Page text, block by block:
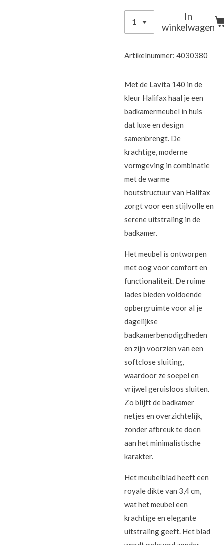
In
winkelwagen
Artikelnummer: 4030380
Met de Lavita 140 in de
kleur Halifax haal je een
badkamermeubel in huis
dat luxe en design
samenbrengt. De
krachtige, moderne
vormgeving in combinatie
met de warme
houtstructuur van Halifax
zorgt voor een stijlvolle en
serene uitstraling in de
badkamer.
Het meubel is ontworpen
met oog voor comfort en
functionaliteit. De ruime
lades bieden voldoende
opbergruimte voor al je
dagelijkse
badkamerbenodigdheden
en zijn voorzien van een
softclose sluiting,
waardoor ze soepel en
vrijwel geruisloos sluiten.
Zo blijft de badkamer
netjes en overzichtelijk,
zonder afbreuk te doen
aan het minimalistische
karakter.
Het meubelblad heeft een
royale dikte van 3,4 cm,
wat het meubel een
krachtige en elegante
uitstraling geeft. Het blad